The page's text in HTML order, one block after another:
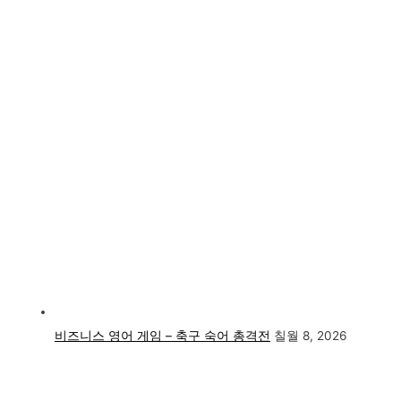
비즈니스 영어 게임 – 축구 숙어 총격전 칠월 8, 2026